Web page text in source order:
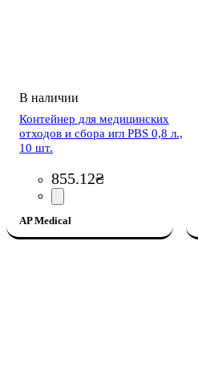
Контейнер для медицинских
отходов и сбора игл PBS 0,8 л.,
10 шт.
855.12₴
AP Medical